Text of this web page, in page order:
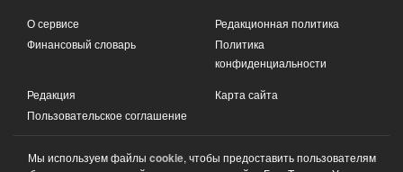
О сервисе
Финансовый словарь
Редакционная политика
Политика
конфиденциальности
Редакция
Пользовательское соглашение
Карта сайта
Мы используем файлы cookie, чтобы предоставить пользователям